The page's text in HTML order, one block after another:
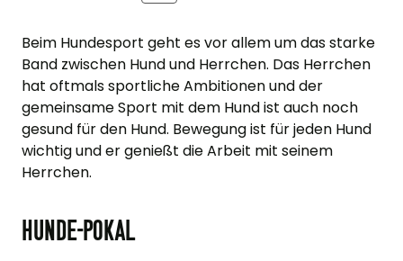
Beim Hundesport geht es vor allem um das starke
Band zwischen Hund und Herrchen. Das Herrchen
hat oftmals sportliche Ambitionen und der
gemeinsame Sport mit dem Hund ist auch noch
gesund für den Hund. Bewegung ist für jeden Hund
wichtig und er genießt die Arbeit mit seinem
Herrchen.
Hunde-Pokal